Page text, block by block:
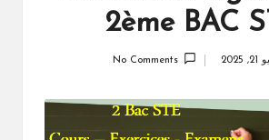
2ème BAC
No Comments